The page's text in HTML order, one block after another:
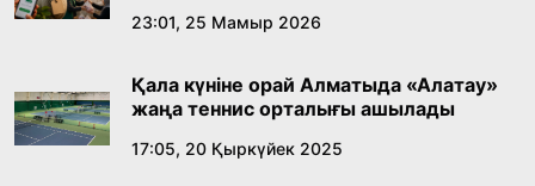
Жасанды интеллект: адамзаттың көмекшісі
18:16, 20 Шілде 2026
Ұлттық архивтің ашылғанына 20 жыл: негізгі
23:01, 25 Мамыр 2026
Қала күніне орай Алматыда «Алатау»
жаңа теннис орталығы ашылады
17:05, 20 Қыркүйек 2025